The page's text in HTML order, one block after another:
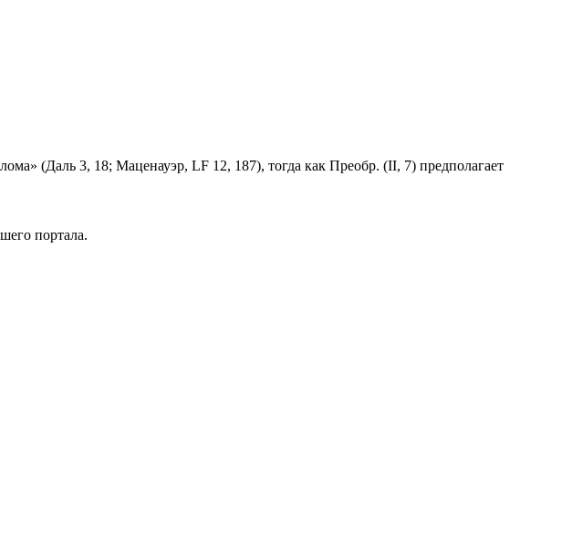
(Даль 3, 18; Маценауэр, LF 12, 187), тогда как Преобр. (II, 7) предполагает
портала.